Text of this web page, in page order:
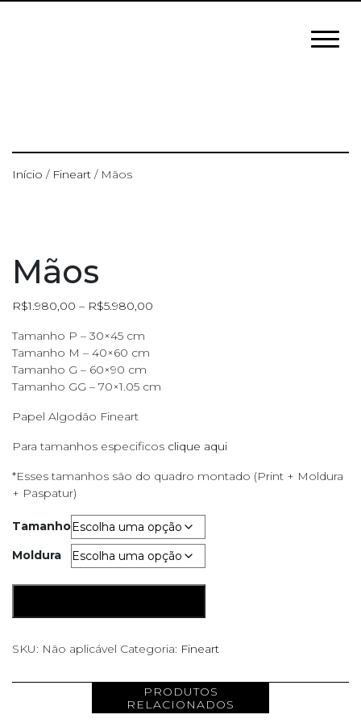
Início / Fineart / Mãos
Mãos
R$1.980,00 – R$5.980,00
Tamanho P – 30×45 cm
Tamanho M – 40×60 cm
Tamanho G – 60×90 cm
Tamanho GG – 70×1.05 cm
Papel Algodão Fineart
Para tamanhos especificos clique aqui
*Esses tamanhos são do quadro montado (Print + Moldura
+ Paspatur)
Tamanho
Moldura
SKU: Não aplicável Categoria: Fineart
PRODUTOS
RELACIONADOS